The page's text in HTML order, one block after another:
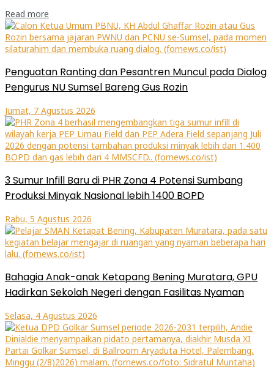
Read more
Penguatan Ranting dan Pesantren Muncul pada Dialog
Pengurus NU Sumsel Bareng Gus Rozin
Jumat, 7 Agustus 2026
3 Sumur Infill Baru di PHR Zona 4 Potensi Sumbang
Produksi Minyak Nasional lebih 1400 BOPD
Rabu, 5 Agustus 2026
Bahagia Anak-anak Ketapang Bening Muratara, GPU
Hadirkan Sekolah Negeri dengan Fasilitas Nyaman
Selasa, 4 Agustus 2026